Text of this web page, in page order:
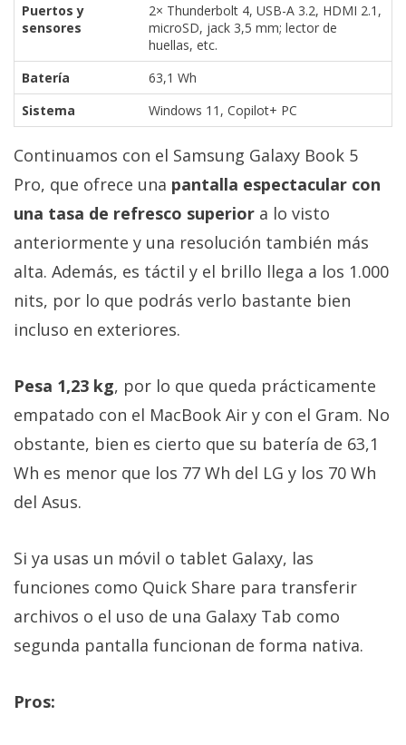
Puertos y
sensores
2× Thunderbolt 4, USB-A 3.2, HDMI 2.1,
microSD, jack 3,5 mm; lector de
huellas, etc.
Batería
63,1 Wh
Sistema
Windows 11, Copilot+ PC
Continuamos con el Samsung Galaxy Book 5
Pro, que ofrece una pantalla espectacular con
una tasa de refresco superior a lo visto
anteriormente y una resolución también más
alta. Además, es táctil y el brillo llega a los 1.000
nits, por lo que podrás verlo bastante bien
incluso en exteriores.
Pesa 1,23 kg, por lo que queda prácticamente
empatado con el MacBook Air y con el Gram. No
obstante, bien es cierto que su batería de 63,1
Wh es menor que los 77 Wh del LG y los 70 Wh
del Asus.
Si ya usas un móvil o tablet Galaxy, las
funciones como Quick Share para transferir
archivos o el uso de una Galaxy Tab como
segunda pantalla funcionan de forma nativa.
Pros: